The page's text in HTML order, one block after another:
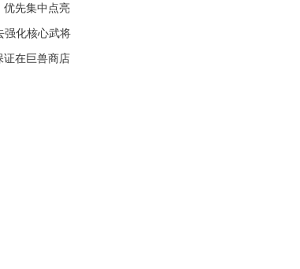
优先集中点亮
强化核心武将
证在巨兽商店